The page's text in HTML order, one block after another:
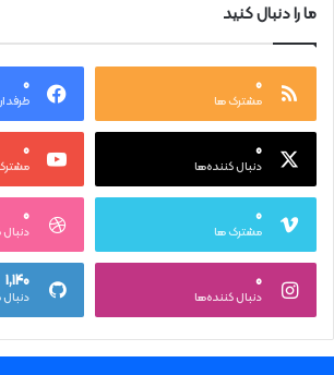
ما را دنبال کنید
۰
مشترک ها
۰
طرفدار
۰
دنبال کننده‌ها
۰
۰
مشترک ها
۰
۰
دنبال کننده‌ها
۱,۱۴۰